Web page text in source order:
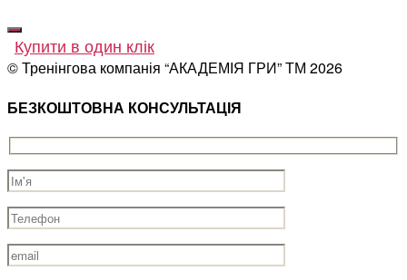
Купити в один клік
© Тренінгова компанія “АКАДЕМІЯ ГРИ” ТМ 2026
БЕЗКОШТОВНА КОНСУЛЬТАЦІЯ